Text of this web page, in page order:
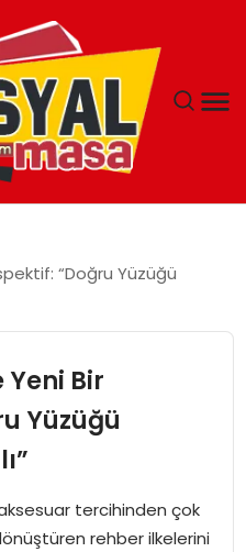
“Doğru Yüzüğü
Bir
Yüzüğü
tercihinden çok
rehber ilkelerini